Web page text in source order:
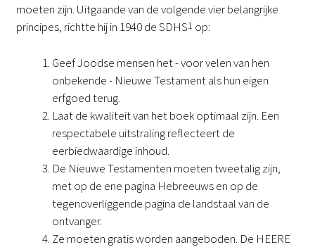
moeten zijn. Uitgaande van de volgende vier belangrijke
principes, richtte hij in 1940 de SDHS1 op:
Geef Joodse mensen het - voor velen van hen
onbekende - Nieuwe Testament als hun eigen
erfgoed terug.
Laat de kwaliteit van het boek optimaal zijn. Een
respectabele uitstraling reflecteert de
eerbiedwaardige inhoud.
De Nieuwe Testamenten moeten tweetalig zijn,
met op de ene pagina Hebreeuws en op de
tegenoverliggende pagina de landstaal van de
ontvanger.
Ze moeten gratis worden aangeboden. De HEERE